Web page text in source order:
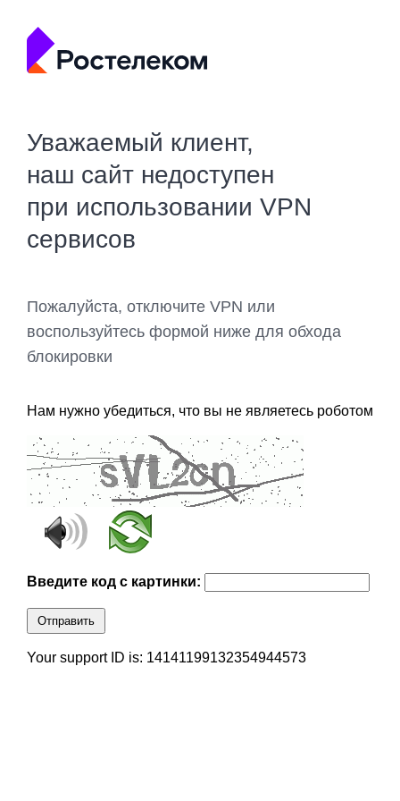
Уважаемый клиент,
наш сайт недоступен
при использовании VPN
сервисов
Пожалуйста, отключите VPN или
воспользуйтесь формой ниже для обхода
блокировки
Нам нужно убедиться, что вы не являетесь роботом
Введите код с картинки:
Отправить
Your support ID is: 14141199132354944573